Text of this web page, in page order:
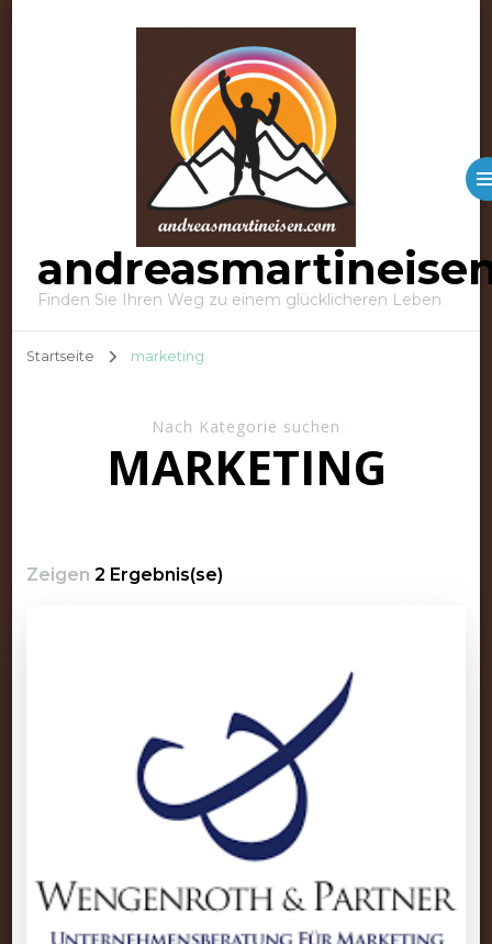
Finden Sie Ihren Weg zu einem glücklicheren Leben
Startseite marketing
Nach Kategorie suchen
MARKETING
Zeigen 2 Ergebnis(se)